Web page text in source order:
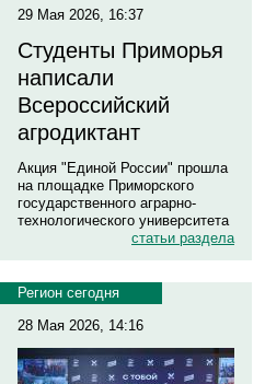
29 Мая 2026, 16:37
Студенты Приморья
написали
Всероссийский
агродиктант
Акция "Единой России" прошла
на площадке Приморского
государственного аграрно-
технологического университета
статьи раздела
Регион сегодня
28 Мая 2026, 14:16